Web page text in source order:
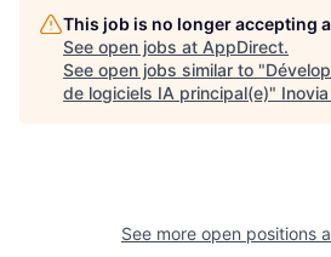
This job is no longer accepting
See open jobs at AppDirect.
See open jobs similar to "
de logiciels IA principal(e)"
See more open positions